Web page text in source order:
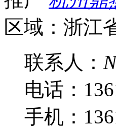
区域：浙江
联系人：
电话：
手机：